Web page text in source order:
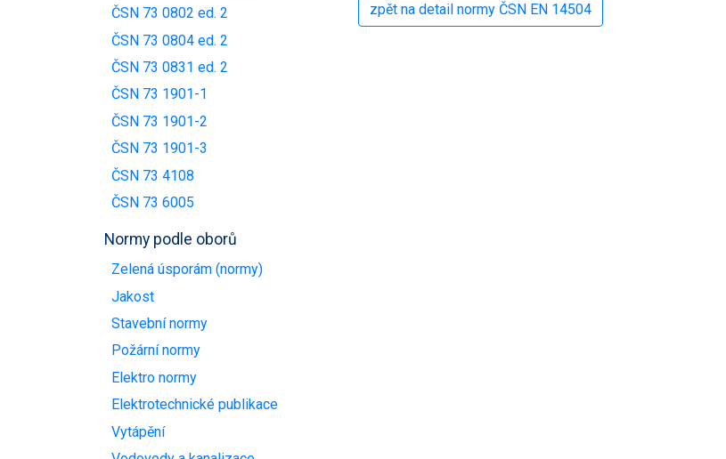
ČSN 73 0802 ed. 2
ČSN 73 0804 ed. 2
ČSN 73 0831 ed. 2
ČSN 73 1901-1
ČSN 73 1901-2
ČSN 73 1901-3
ČSN 73 4108
ČSN 73 6005
Normy podle oborů
Zelená úsporám (normy)
Jakost
Stavební normy
Požární normy
Elektro normy
Elektrotechnické publikace
Vytápění
zpět na detail normy ČSN EN 14504